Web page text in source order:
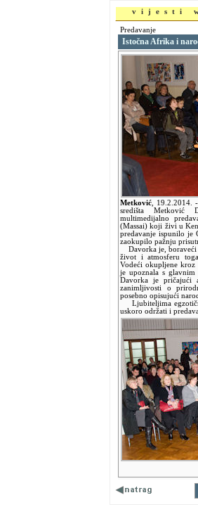
vijesti
Predavanje
Istočna Afrika i
Metković 19.2.2014.
središta Metković
multimedijalno
(Massai) koji živi u
predavanje ispunilo je
zaokupilo pažnju
Davorka je, boraveći
život i atmosferu
Vodeći okupljene
je upoznala s
Davorka je pričajući
zanimljivosti o
posebno opisujući
Ljubiteljima
uskoro održati i